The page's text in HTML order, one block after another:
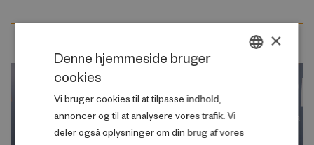
×
Denne hjemmeside bruger
cookies
Vi bruger cookies til at tilpasse indhold,
annoncer og til at analysere vores trafik. Vi
deler også oplysninger om din brug af vores